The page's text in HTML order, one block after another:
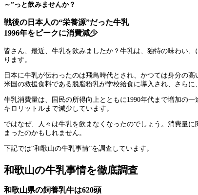
～”っと飲みませんか？
戦後の日本人の“栄養源”だった牛乳
1996年をピークに消費減少
皆さん、最近、牛乳を飲みましたか？牛乳は、独特の味わい
ります。
日本に牛乳が伝わったのは飛鳥時代とされ、かつては身分の
米国の救援食料である脱脂粉乳が学校給食に導入され、さら
牛乳消費量は、国民の所得向上とともに1990年代まで増加の
キロリットルまで減少しています。
ではなぜ、人々は牛乳を飲まなくなったのでしょう。消費量
まったのかもしれません。
下記では“和歌山の牛乳事情”を調査しています。
和歌山の牛乳事情を徹底調査
和歌山県の飼養乳牛は620頭